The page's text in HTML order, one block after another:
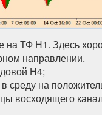
на ТФ Н1. Здесь
направлении.
Н4;
в среду на
восходящего